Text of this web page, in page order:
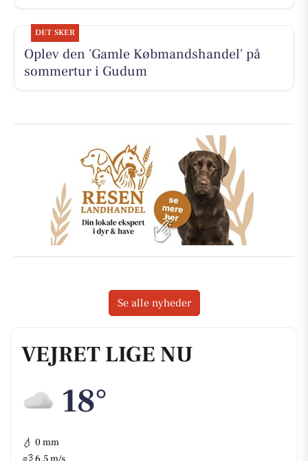
VEJRET LIGE NU
18°
💧 0 mm
DET SKER
Oplev den 'Gamle Købmandshandel' på
sommertur i Gudum
Se alle nyheder